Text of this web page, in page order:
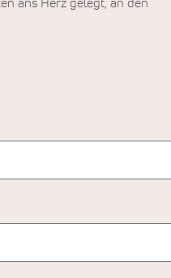
ans Herz gelegt, an den